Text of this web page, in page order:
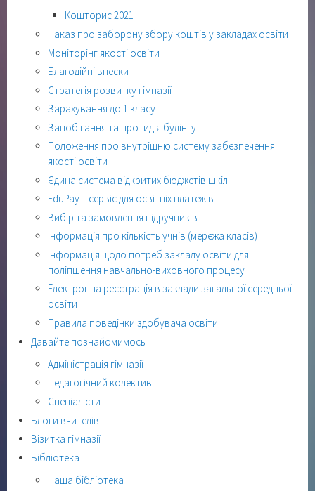
Кошторис 2021
Наказ про заборону збору коштів у закладах освіти
Моніторінг якості освіти
Благодійні внески
Стратегія розвитку гімназії
Зарахування до 1 класу
Запобігання та протидія булінгу
Положення про внутрішню систему забезпечення
якості освіти
Єдина система відкритих бюджетів шкіл
EduPay – сервіс для освітніх платежів
Вибір та замовлення підручників
Інформація про кількість учнів (мережа класів)
Інформація щодо потреб закладу освіти для
поліпшення навчально-виховного процесу
Електронна реєстрація в заклади загальної середньої
освіти
Правила поведінки здобувача освіти
Давайте познайомимось
Адміністрація гімназії
Педагогічний колектив
Спеціалісти
Блоги вчителів
Візитка гімназії
Бібліотека
Наша бібліотека